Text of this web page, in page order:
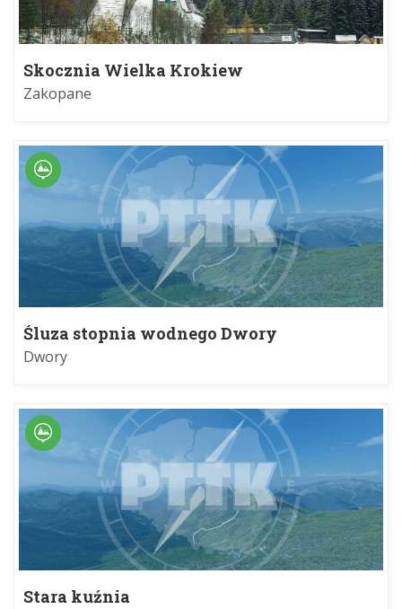
Skocznia Wielka Krokiew
Zakopane
Śluza stopnia wodnego Dwory
Dwory
Stara kuźnia